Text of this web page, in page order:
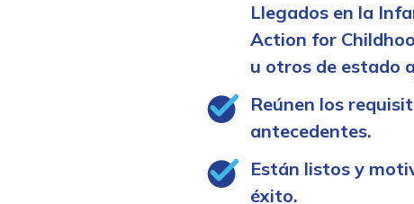
Llegados en la
Action for
u otros de estado
Reúnen los
antecedentes.
Están listos y
éxito.